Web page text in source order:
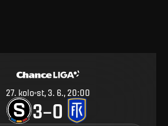
27. kolo st, 3. 6., 20:00
3–0